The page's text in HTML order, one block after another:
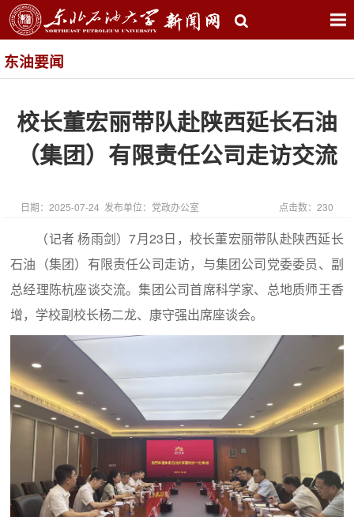
东油要闻
校长董宏丽带队赴陕西延长石油
（集团）有限责任公司走访交流
日期：2025-07-24 发布单位：党政办公室 点击数： 230
（记者 杨雨剑）7月23日，校长董宏丽带队赴陕西延长
石油（集团）有限责任公司走访，与集团公司党委委员、副
总经理陈杭座谈交流。集团公司首席科学家、总地质师王香
增，学校副校长杨二龙、康守强出席座谈会。